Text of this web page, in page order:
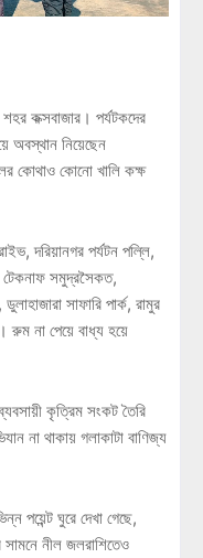
কক্সবাজার। পর্যটকদের
অবস্থান নিয়েছেন
কোথাও কোনো খালি কক্ষ
দরিয়ানগর পর্যটন পল্লি,
টেকনাফ সমুদ্রসৈকত,
সাফারি পার্ক, রামুর
না পেয়ে বাধ্য হয়ে
কৃত্রিম সংকট তৈরি
না থাকায় গলাকাটা বাণিজ্য
পয়েন্ট ঘুরে দেখা গেছে,
সামনে নীল জলরাশিতেও